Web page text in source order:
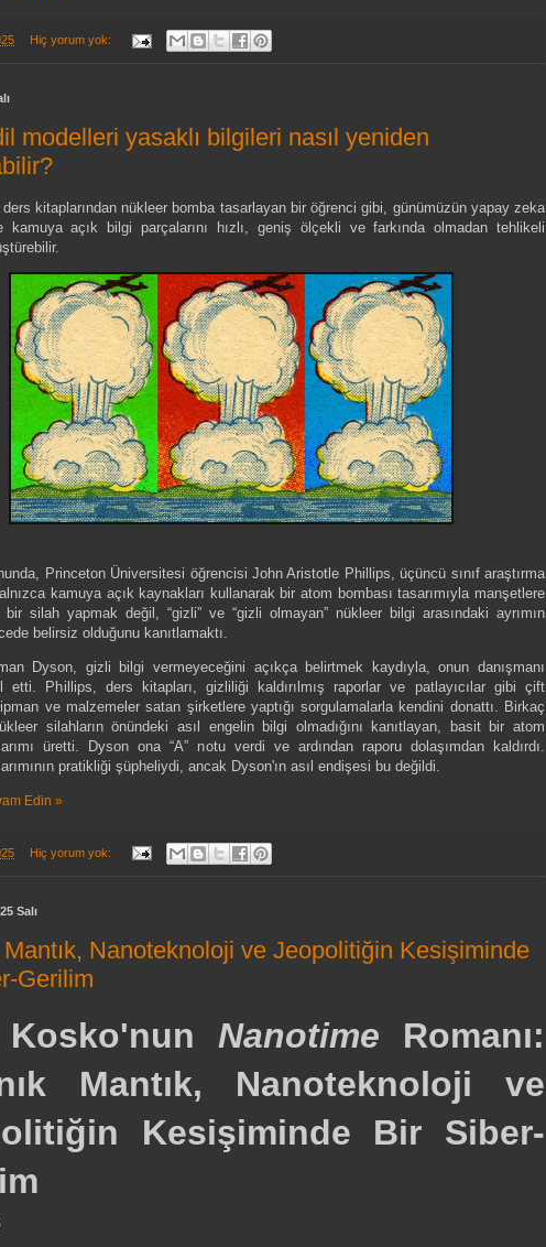
Hiç yorum yok:
modelleri yasaklı bilgileri nasıl yeniden
kitaplarından nükleer bomba tasarlayan bir öğrenci gibi, günümüzün yapay zeka
kamuya açık bilgi parçalarını hızlı, geniş ölçekli ve farkında olmadan tehlikeli
Princeton Üniversitesi öğrencisi John Aristotle Phillips, üçüncü sınıf araştırma
kamuya açık kaynakları kullanarak bir atom bombası tasarımıyla manşetlere
bir silah yapmak değil, “gizli” ve “gizli olmayan” nükleer bilgi arasındaki ayrımın
belirsiz olduğunu kanıtlamaktı.
Dyson, gizli bilgi vermeyeceğini açıkça belirtmek kaydıyla, onun danışmanı
etti. Phillips, ders kitapları, gizliliği kaldırılmış raporlar ve patlayıcılar gibi çift
ve malzemeler satan şirketlere yaptığı sorgulamalarla kendini donattı. Birkaç
silahların önündeki asıl engelin bilgi olmadığını kanıtlayan, basit bir atom
üretti. Dyson ona “A” notu verdi ve ardından raporu dolaşımdan kaldırdı.
pratikliği şüpheliydi, ancak Dyson'ın asıl endişesi bu değildi.
Edin »
Hiç yorum yok:
Salı
Mantık, Nanoteknoloji ve Jeopolitiğin Kesişiminde
Gerilim
Nanotime Romanı:
Mantık, Nanoteknoloji ve
Kesişiminde Bir Siber-